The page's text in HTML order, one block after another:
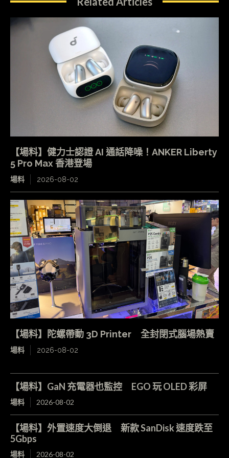
【場料】健力士認證 AI 通話降噪！ANKER Liberty
5 Pro Max 香港登場
場料 2026-08-02
【場料】陀螺帶動 3D Printer 全封閉式腦場熱賣
場料 2026-08-02
【場料】GaN 充電器也監控 EGO 玩 OLED 彩屏
場料 2026-08-02
【場料】外置速度大倒退 新款 SanDisk 速度跌至
5Gbps
場料 2026-08-02